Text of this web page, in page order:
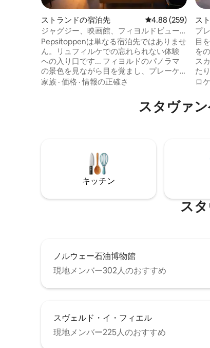
ストランドの宿泊先 レビュー259件、
4.88 (259)
ジャグジー、映画館、フィヨルドビュー
を楽しめる豪華なヴィラ
Pepsitoppenは単なる宿泊先ではありませ
ん。リュフィルケでの忘れられない体験
への入り口です... フィヨルドのパノラマ
の景色を見ながら目を覚まし、プレーケ
ストーレンやリーセフィヨルドを探索し
トタブに浸かってリラックスしましょ
う。冒険を求めている場合でも、静かな
ィヨルド体験を予約することができま
家族 · 価格 ·情報の正確さ
ス
プ
れ
目
を
ス
た
な
に
る
リ
泊
ロ
スタヴァ
キッチン
ス
ノルウェー石油博物館
現地メンバー302人のおすすめ
スヴェルド・イ・フィエル
現地メンバー225人のおすすめ